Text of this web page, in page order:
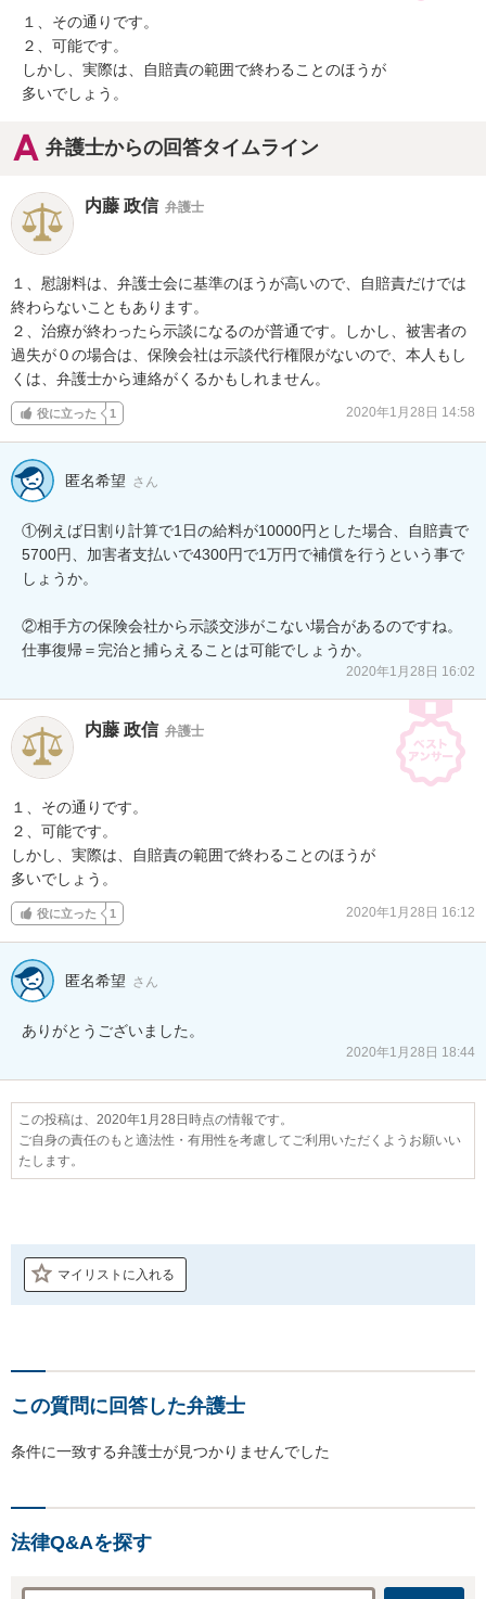
１、その通りです。
２、可能です。
しかし、実際は、自賠責の範囲で終わることのほうが
多いでしょう。
弁護士からの回答タイムライン
内藤 政信 弁護士
１、慰謝料は、弁護士会に基準のほうが高いので、自賠責だけでは
終わらないこともあります。
２、治療が終わったら示談になるのが普通です。しかし、被害者の
過失が０の場合は、保険会社は示談代行権限がないので、本人もし
くは、弁護士から連絡がくるかもしれません。
役に立った 1 2020年1月28日 14:58
匿名希望 さん
①例えば日割り計算で1日の給料が10000円とした場合、自賠責で
5700円、加害者支払いで4300円で1万円で補償を行うという事で
しょうか。
②相手方の保険会社から示談交渉がこない場合があるのですね。
仕事復帰＝完治と捕らえることは可能でしょうか。
2020年1月28日 16:02
内藤 政信 弁護士
１、その通りです。
２、可能です。
しかし、実際は、自賠責の範囲で終わることのほうが
多いでしょう。
役に立った 1 2020年1月28日 16:12
匿名希望 さん
2020年1月28日 18:44
この投稿は、2020年1月28日時点の情報です。
ご自身の責任のもと適法性・有用性を考慮してご利用いただくようお願いい
たします。
マイリストに入れる
この質問に回答した弁護士
条件に一致する弁護士が見つかりませんでした
法律Q&Aを探す